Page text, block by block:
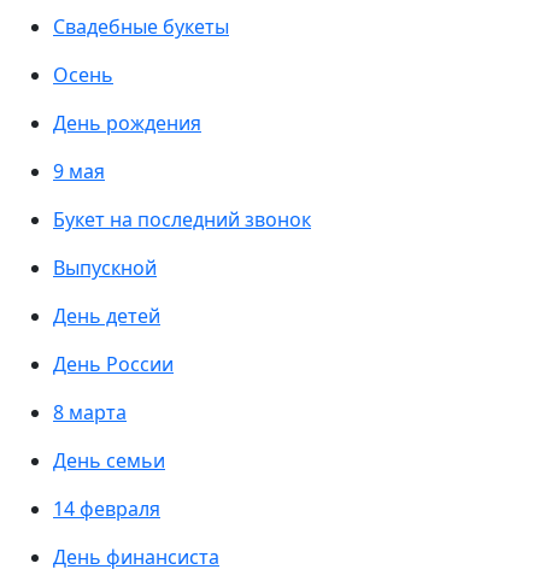
Свадебные букеты
Осень
День рождения
9 мая
Букет на последний звонок
Выпускной
День детей
День России
8 марта
День семьи
14 февраля
День финансиста